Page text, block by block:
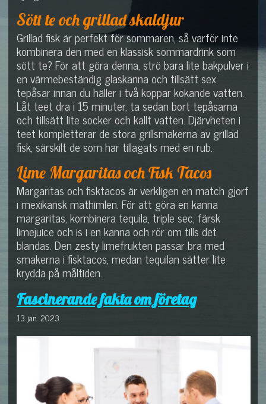
Sött te och grillad skaldjur
Grillad fisk är perfekt för sommaren, så varför inte
kombinera den med en klassisk sommardrink som
sött te? För att göra denna, strö bara lite bakpulver i
en värmebeständig glaskanna och tillsätt sex
tepåsar innan du häller i två koppar kokande vatten.
Låt teet dra i 15 minuter, ta sedan bort tepåsarna
och tillsätt lite socker och kallt vatten. Djärvheten i
teet kompletterar de stora grillsmakerna av grillad
fisk, särskilt de som har tillagats med en rub.
Lime Margaritas och Fisk Tacos
Margaritas och fisktacos är verkligen en match gjorf
i mexikansk mathimlen. För att göra en kanna
margaritas, kombinera tequila, triple sec, färsk
limejuice och is i en kanna och rör om tills det
blandas. Den zesty limefrukten passar bra med
smakerna i fisktacos, medan tequilan sätter lite
krydda på måltiden.
Fascinerande fakta om företag
13 jan. 2023